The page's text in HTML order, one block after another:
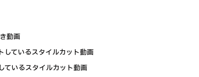
動画
ているスタイルカット動画
いるスタイルカット動画